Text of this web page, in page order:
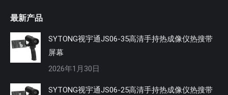
最新产品
SYTONG视宇通JS06-35高清手持热成像仪热搜带
屏幕
2026年1月30日
SYTONG视宇通JS06-25高清手持热成像仪热搜带